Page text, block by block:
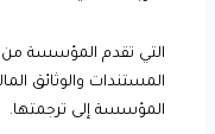
التي تقدم المؤسسة من
المستندات والوثائق
المؤسسة إلى ترجمتها.